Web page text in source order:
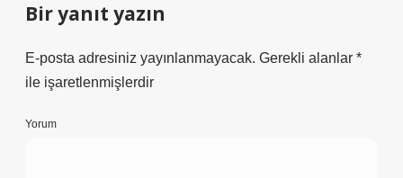
Bir yanıt yazın
E-posta adresiniz yayınlanmayacak. Gerekli alanlar *
ile işaretlenmişlerdir
Yorum